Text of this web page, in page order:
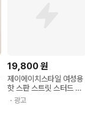
19,800원
제이에이치스타일 여성용
핫 스판 스트릿 스터드 숏
팬츠 CHIROK762
・광고